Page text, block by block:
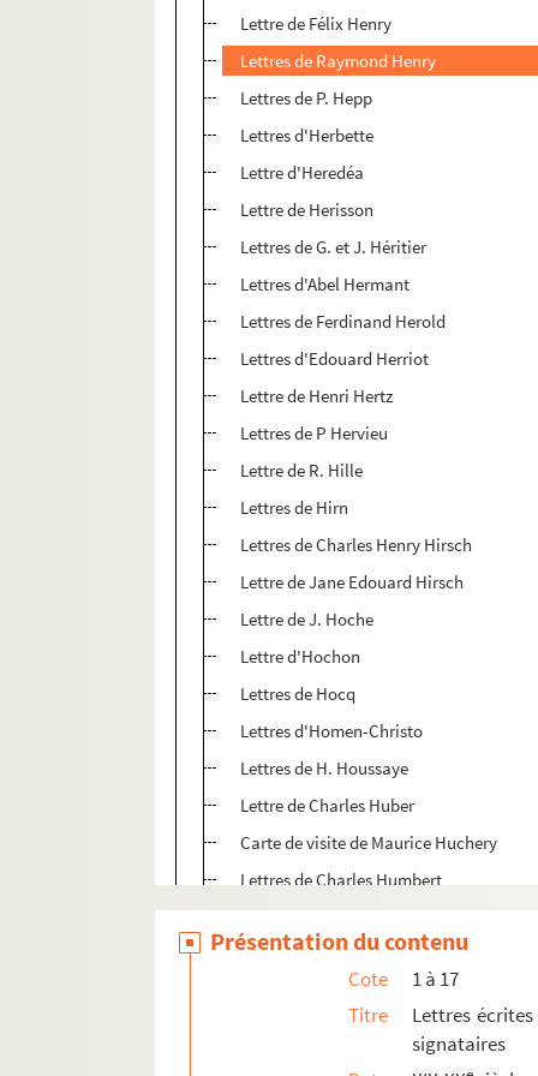
Lettre de Félix Henry
Lettres de Raymond Henry
Lettres de P. Hepp
Lettres d'Herbette
Lettre d'Heredéa
Lettre de Herisson
Lettres de G. et J. Héritier
Lettres d'Abel Hermant
Lettres de Ferdinand Herold
Lettres d'Edouard Herriot
Lettre de Henri Hertz
Lettres de P Hervieu
Lettre de R. Hille
Lettres de Hirn
Lettres de Charles Henry Hirsch
Lettre de Jane Edouard Hirsch
Lettre de J. Hoche
Lettre d'Hochon
Lettres de Hocq
Lettres d'Homen-Christo
Lettres de H. Houssaye
Lettre de Charles Huber
Carte de visite de Maurice Huchery
Lettres de Charles Humbert
Lettres de J-J Huret
Lettres de M. Hutin
Lettres de James Hyde
Lettres de Ibanez de Ibero
Présentation du contenu
Cote
1 à 17
Titre
Lettres
signataires